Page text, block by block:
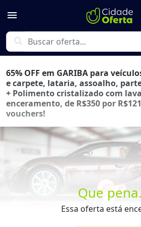
menu
search
Que
Essa oferta está
65% OFF em GARIBA para
e carpete, lataria, assoalho,
+ Polimento cristalizado com
enceramento, de R$350 por
vouchers!